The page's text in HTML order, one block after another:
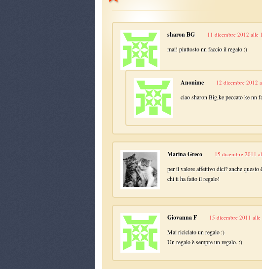
sharon BG 11 dicembre 2012 alle
mai! piuttosto nn faccio il regalo :)
Anonime 12 dicembre 2012
ciao sharon Big,ke peccato ke nn
Marina Greco 15 dicembre 2011
per il valore affettivo dici? anche
chi ti ha fatto il regalo!
Giovanna F 15 dicembre 2011
Mai riciclato un regalo :)
Un regalo è sempre un regalo. :)